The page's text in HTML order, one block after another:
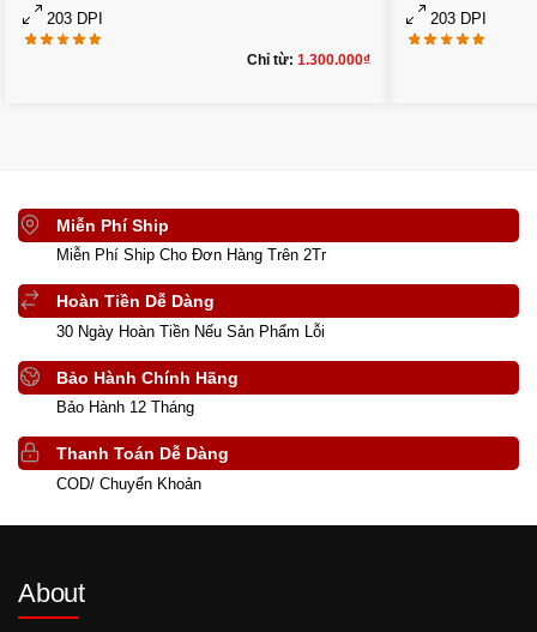
203 DPI
Chỉ từ: 1.300.000₫
203 DPI
Miễn Phí Ship
Miễn Phí Ship Cho Đơn Hàng Trên 2Tr
Hoàn Tiền Dễ Dàng
30 Ngày Hoàn Tiền Nếu Sản Phẩm Lỗi
Bảo Hành Chính Hãng
Bảo Hành 12 Tháng
Thanh Toán Dễ Dàng
COD/ Chuyển Khoản
About